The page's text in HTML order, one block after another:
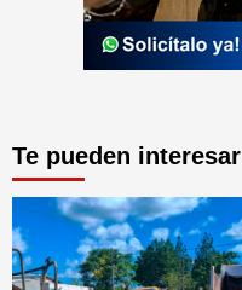
Te pueden interesar